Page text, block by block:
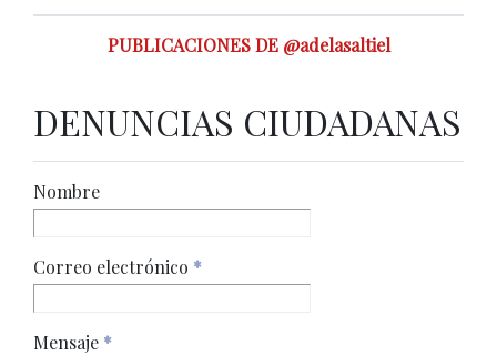
PUBLICACIONES DE @adelasaltiel
DENUNCIAS CIUDADANAS
Nombre
Correo electrónico *
Mensaje *